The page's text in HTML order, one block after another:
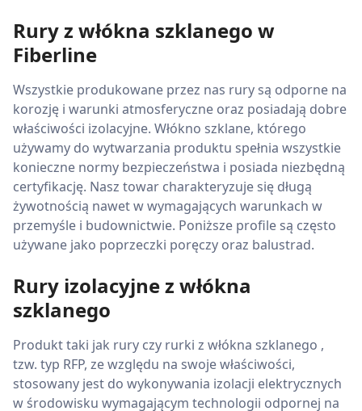
Rury z włókna szklanego w
Fiberline
Wszystkie produkowane przez nas rury są odporne na
korozję i warunki atmosferyczne oraz posiadają dobre
właściwości izolacyjne. Włókno szklane, którego
używamy do wytwarzania produktu spełnia wszystkie
konieczne normy bezpieczeństwa i posiada niezbędną
certyfikację. Nasz towar charakteryzuje się długą
żywotnością nawet w wymagających warunkach w
przemyśle i budownictwie. Poniższe profile są często
używane jako poprzeczki poręczy oraz balustrad.
Rury izolacyjne z włókna
szklanego
Produkt taki jak rury czy rurki z włókna szklanego ,
tzw. typ RFP, ze względu na swoje właściwości,
stosowany jest do wykonywania izolacji elektrycznych
w środowisku wymagającym technologii odpornej na